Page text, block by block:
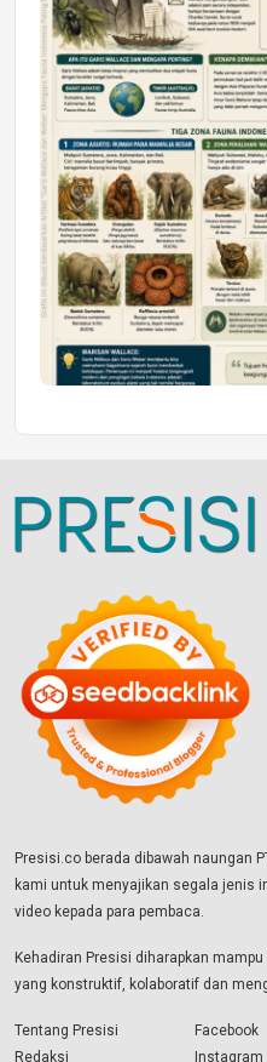
Presisi.co berada dibawah naungan
kami untuk menyajikan segala jenis
video kepada para pembaca.
Kehadiran Presisi diharapkan
yang konstruktif, kolaboratif dan
Tentang Presisi
Redaksi
Facebook
Instagram